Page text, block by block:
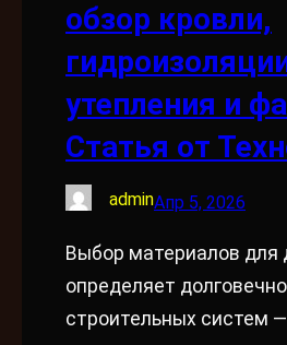
обзор кровли,
утепления и
Статья от
adminАпр 5, 2026
Выбор материалов для
определяет
строительных систем